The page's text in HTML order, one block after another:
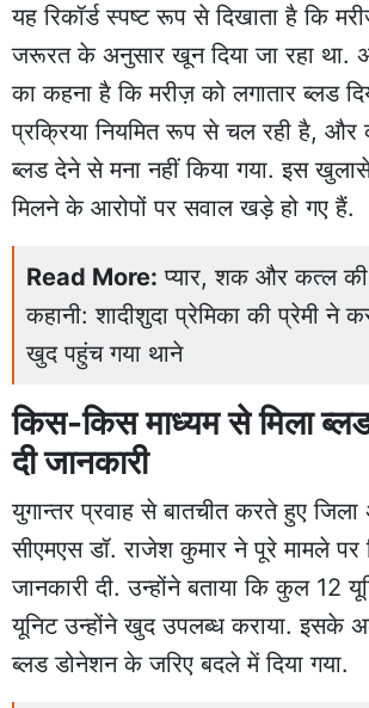
यह रिकॉर्ड स्पष्ट रूप से दिखाता है कि
जरूरत के अनुसार खून दिया जा रहा था.
का कहना है कि मरीज़ को लगातार ब्लड
प्रक्रिया नियमित रूप से चल रही है, और
ब्लड देने से मना नहीं किया गया. इस
मिलने के आरोपों पर सवाल खड़े हो गए हैं.
Read More: प्यार, शक और कत्ल
कहानी: शादीशुदा प्रेमिका की प्रेमी ने
खुद पहुंच गया थाने
किस-किस माध्यम से मिला
दी जानकारी
युगान्तर प्रवाह से बातचीत करते हुए
सीएमएस डॉ. राजेश कुमार ने पूरे मामले पर
जानकारी दी. उन्होंने बताया कि कुल 12
यूनिट उन्होंने खुद उपलब्ध कराया. इसके
ब्लड डोनेशन के जरिए बदले में दिया गया.